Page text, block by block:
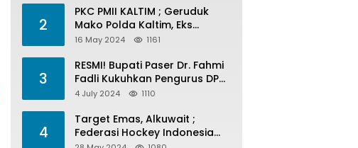
2
PKC PMII KALTIM ; Geruduk
Mako Polda Kaltim, Eks
Lubang Tambang Banyak
16 May 2024 1161
3
RESMI! Bupati Paser Dr. Fahmi
Fadli Kukuhkan Pengurus DPP
LAP 2024-2029
4 July 2024 1110
4
Target Emas, Alkuwait ;
Federasi Hockey Indonesia